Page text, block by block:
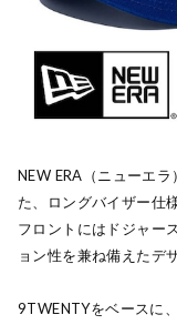
NEW ERA（ニューエ
た、ロングバイザー仕
フロントにはドジャー
ョン性を兼ね備えたデ
9TWENTYをベースに